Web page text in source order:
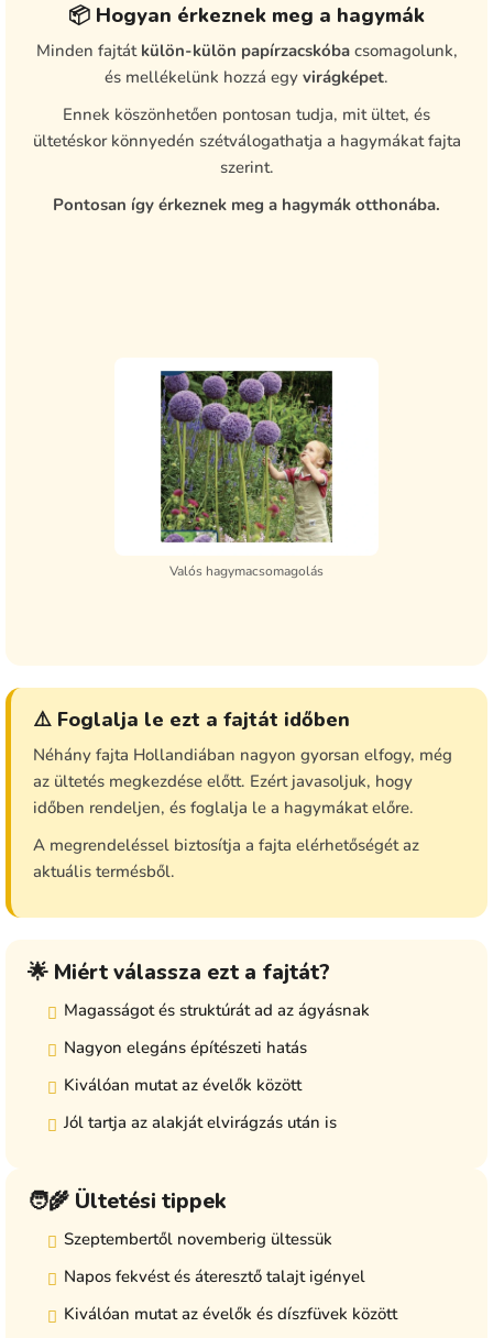
📦 Hogyan érkeznek meg a hagymák
Minden fajtát külön-külön papírzacskóbacsomagolunk,
és mellékelünk hozzá egy virágképet.
Ennek köszönhetően pontosan tudja, mit ültet, és
ültetéskor könnyedén szétválogathatja a hagymákat fajta
szerint.
Pontosan így érkeznek meg a hagymák otthonába.
Valós hagymacsomagolás
⚠️ Foglalja le ezt a fajtát időben
Néhány fajta Hollandiában nagyon gyorsan elfogy, még
az ültetés megkezdése előtt. Ezért javasoljuk, hogy
időben rendeljen, és foglalja le a hagymákat előre.
A megrendeléssel biztosítja a fajta elérhetőségét az
aktuális termésből.
🌟 Miért válassza ezt a fajtát?
Magasságot és struktúrát ad az ágyásnak
Nagyon elegáns építészeti hatás
Kiválóan mutat az évelők között
Jól tartja az alakját elvirágzás után is
🧑‍🌾 Ültetési tippek
Szeptembertől novemberig ültessük
Napos fekvést és áteresztő talajt igényel
Kiválóan mutat az évelők és díszfüvek között